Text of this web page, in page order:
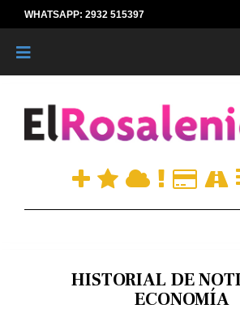
WHATSAPP: 2932 515397
HISTORIAL DE
ECONOMÍA